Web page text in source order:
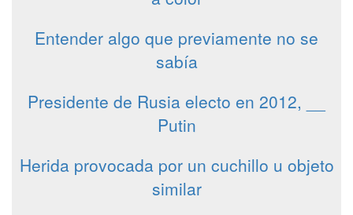
Entender algo que previamente no se
sabía
Presidente de Rusia electo en 2012, __
Putin
Herida provocada por un cuchillo u objeto
similar